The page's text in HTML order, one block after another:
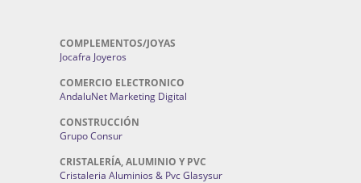
COMPLEMENTOS/JOYAS
Jocafra Joyeros
COMERCIO ELECTRONICO
AndaluNet Marketing Digital
CONSTRUCCIÓN
Grupo Consur
CRISTALERÍA, ALUMINIO Y PVC
Cristaleria Aluminios & Pvc Glasysur